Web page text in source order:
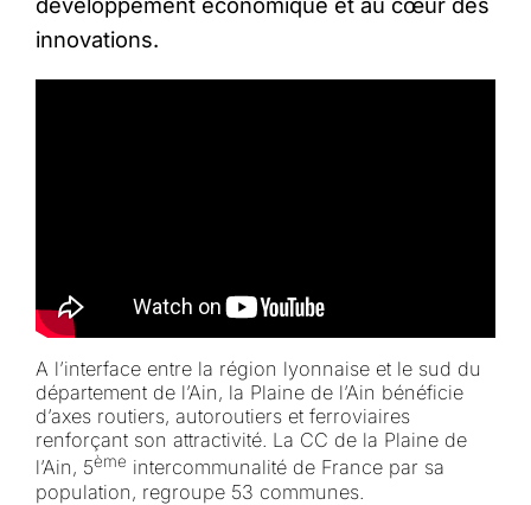
développement économique et au cœur des
innovations.
A l’interface entre la région lyonnaise et le sud du
département de l’Ain, la Plaine de l’Ain bénéficie
d’axes routiers, autoroutiers et ferroviaires
renforçant son attractivité. La CC de la Plaine de
l’Ain, 5ème intercommunalité de France par sa
population, regroupe 53 communes.